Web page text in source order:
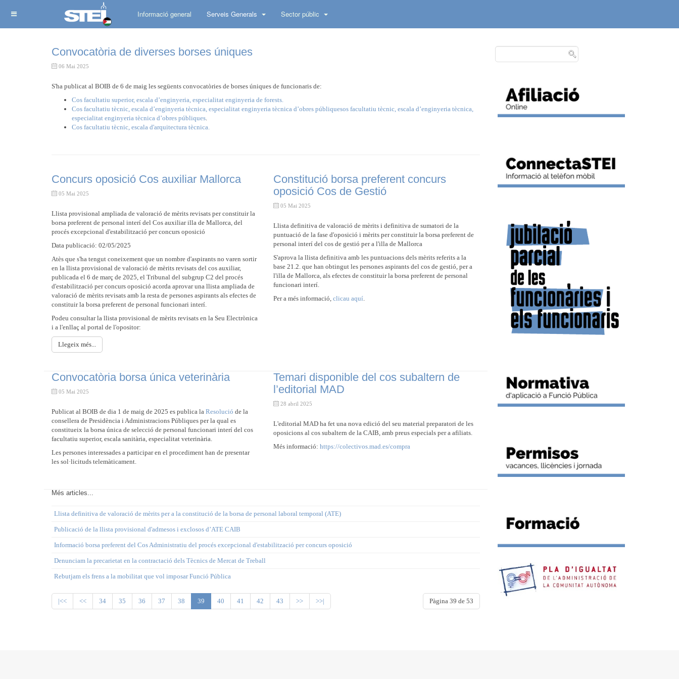
Informació general Serveis Generals Sector públic
Convocatòria de diverses borses úniques
06 Mai 2025
S'ha publicat al BOIB de 6 de maig les següents convocatòries de borses úniques de funcionaris de:
Cos facultatiu superior, escala d’enginyeria, especialitat enginyeria de forests.
Cos facultatiu tècnic, escala d’enginyeria tècnica, especialitat enginyeria tècnica d’obres públiquesos facultatiu tècnic, escala d’enginyeria tècnica,
especialitat enginyeria tècnica d’obres públiques.
Cos facultatiu tècnic, escala d'arquitectura tècnica.
Concurs oposició Cos auxiliar Mallorca
05 Mai 2025
Llista provisional ampliada de valoració de mèrits revisats per constituir la
borsa preferent de personal interí del Cos auxiliar illa de Mallorca, del
procés excepcional d'estabilització per concurs oposició
Data publicació: 02/05/2025
Atès que s'ha tengut coneixement que un nombre d'aspirants no varen sortir
en la llista provisional de valoració de mèrits revisats del cos auxiliar,
publicada el 6 de març de 2025, el Tribunal del subgrup C2 del procés
d'estabilització per concurs oposició acorda aprovar una llista ampliada de
valoració de mèrits revisats amb la resta de persones aspirants als efectes de
constituir la borsa preferent de personal funcionari interí.
Podeu consultar la llista provisional de mèrits revisats en la Seu Electrònica
i a l'enllaç al portal de l'opositor:
Llegeix més...
Constitució borsa preferent concurs
oposició Cos de Gestió
05 Mai 2025
Llista definitiva de valoració de mèrits i definitiva de sumatori de la
puntuació de la fase d'oposició i mèrits per constituir la borsa preferent de
personal interí del cos de gestió per a l'illa de Mallorca
S'aprova la llista definitiva amb les puntuacions dels mèrits referits a la
base 21.2. que han obtingut les persones aspirants del cos de gestió, per a
l'illa de Mallorca, als efectes de constituir la borsa preferent de personal
funcionari interí.
Per a més informació, clicau aquí.
Convocatòria borsa única veterinària
05 Mai 2025
Publicat al BOIB de dia 1 de maig de 2025 es publica la Resolució de la
consellera de Presidència i Administracions Públiques per la qual es
constitueix la borsa única de selecció de personal funcionari interí del cos
facultatiu superior, escala sanitària, especialitat veterinària.
Les persones interessades a participar en el procediment han de presentar
les sol·licituds telemàticament.
Temari disponible del cos subaltern de
l’editorial MAD
28 abril 2025
L'editorial MAD ha fet una nova edició del seu material preparatori de les
oposicions al cos subaltern de la CAIB, amb preus especials per a afiliats.
Més informació: https://colectivos.mad.es/compra
Més articles...
Llista definitiva de valoració de mèrits per a la constitució de la borsa de personal laboral temporal (ATE)
Publicació de la llista provisional d'admesos i exclosos d’ATE CAIB
Informació borsa preferent del Cos Administratiu del procés excepcional d'estabilització per concurs oposició
Denunciam la precarietat en la contractació dels Tècnics de Mercat de Treball
Rebutjam els frens a la mobilitat que vol imposar Funció Pública
Pàgina 39 de 53
|<< << 34 35 36 37 38 39 40 41 42 43 >> >>|